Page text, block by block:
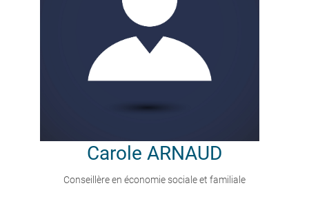
Carole ARNAUD
Conseillère en économie sociale et familiale